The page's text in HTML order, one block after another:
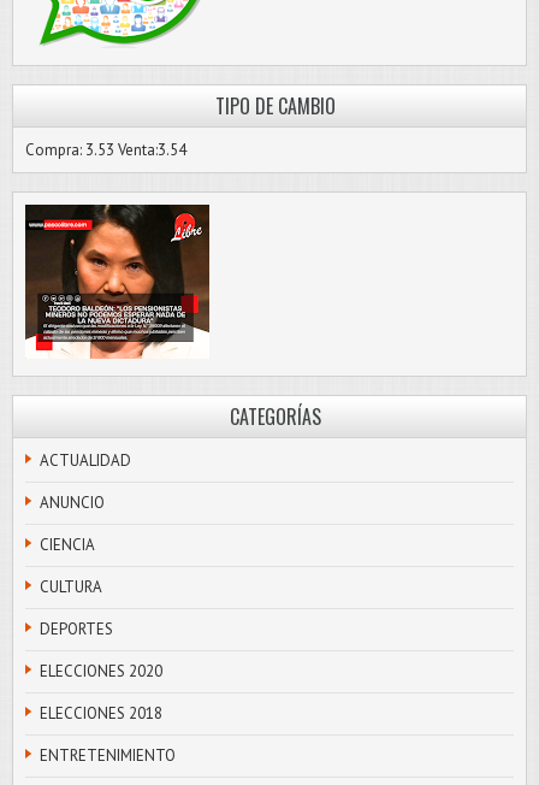
TIPO DE CAMBIO
Compra: 3.53 Venta:3.54
CATEGORÍAS
ACTUALIDAD
ANUNCIO
CIENCIA
CULTURA
DEPORTES
ELECCIONES 2020
ELECCIONES 2018
ENTRETENIMIENTO